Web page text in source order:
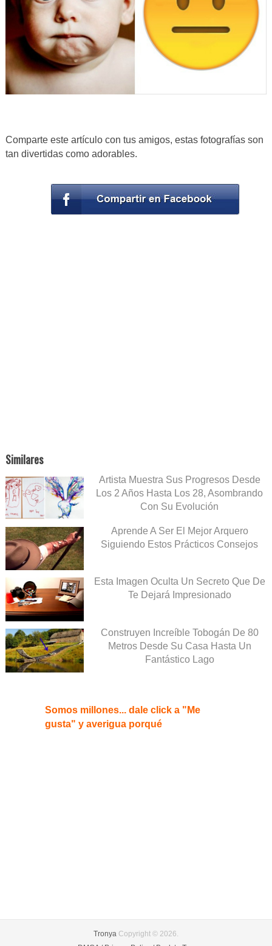
Comparte este artículo con tus amigos, estas fotografías son
tan divertidas como adorables.
Similares
Artista Muestra Sus Progresos Desde
Los 2 Años Hasta Los 28, Asombrando
Con Su Evolución
Aprende A Ser El Mejor Arquero
Siguiendo Estos Prácticos Consejos
Esta Imagen Oculta Un Secreto Que De
Te Dejará Impresionado
Construyen Increíble Tobogán De 80
Metros Desde Su Casa Hasta Un
Fantástico Lago
Somos millones... dale click a "Me
gusta" y averigua porqué
TronyaCopyright © 2026.